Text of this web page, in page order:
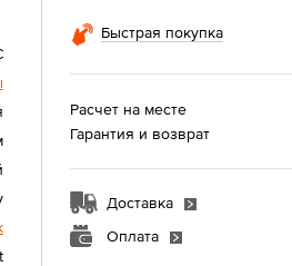
Быстрая покупка
Расчет на месте
Гарантия и возврат
Доставка
Оплата